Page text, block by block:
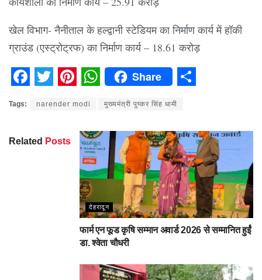
खेल विभाग- नैनीताल के हल्द्वानी स्टेडियम का निर्माण कार्य में हॉकी
ग्राउंड (एस्ट्रोट्रफ) का निर्माण कार्य – 18.61 करोड़
Pinterest
WhatsApp
Share
Tags: narender modi मुख्यमंत्री पुष्कर सिंह धामी
Related Posts
देहरादून
फार्म एन फूड कृषि सम्मान अवार्ड 2026 से सम्मानित हुईं
डा. श्वेता चौधरी